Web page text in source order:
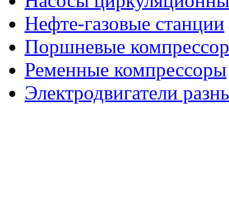
Нефте-газовые станции
Поршневые
Ременные компрессоры
Электродвигатели